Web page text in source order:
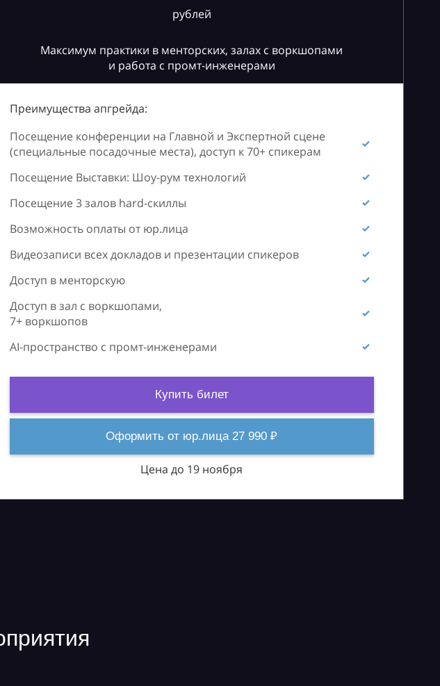
рублей
Максимум практики в менторских, залах с воркшопами
и работа с промт-инженерами
Преимущества апгрейда:
Посещение конференции на Главной и Экспертной сцене
(специальные посадочные места), доступ к 70+ спикерам
Посещение Выставки: Шоу-рум технологий
Посещение 3 залов hard-скиллы
Возможность оплаты от юр.лица
Видеозаписи всех докладов и презентации спикеров
Доступ в менторскую
Доступ в зал с воркшопами,
7+ воркшопов
AI-пространство с промт-инженерами
Купить билет
Оформить от юр.лица 27 990 ₽
Цена до 19 ноября